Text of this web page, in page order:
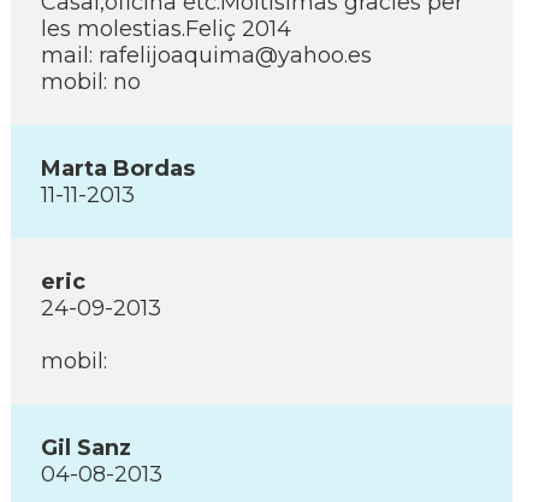
les molestias.Feliç 2014
mail: rafelijoaquima@yahoo.es
mobil: no
Marta Bordas
11-11-2013
eric
24-09-2013
mobil:
Gil Sanz
04-08-2013